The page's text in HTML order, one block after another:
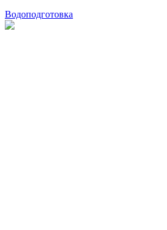
Водоподготовка